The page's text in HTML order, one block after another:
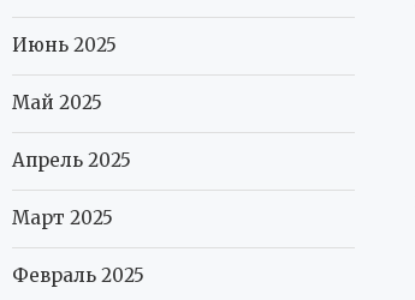
Июнь 2025
Май 2025
Апрель 2025
Март 2025
Февраль 2025